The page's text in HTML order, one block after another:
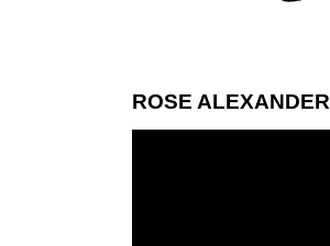
ModaModa
ROSE ALEXANDER